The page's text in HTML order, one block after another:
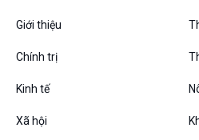
Giới thiệu
Chính trị
Kinh tế
Xã hội